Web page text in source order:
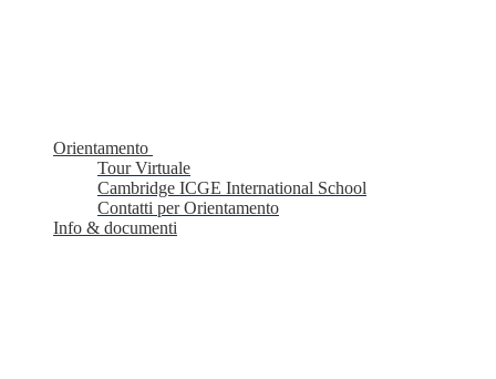
Orientamento
Tour Virtuale
Cambridge ICGE International School
Contatti per Orientamento
Info & documenti